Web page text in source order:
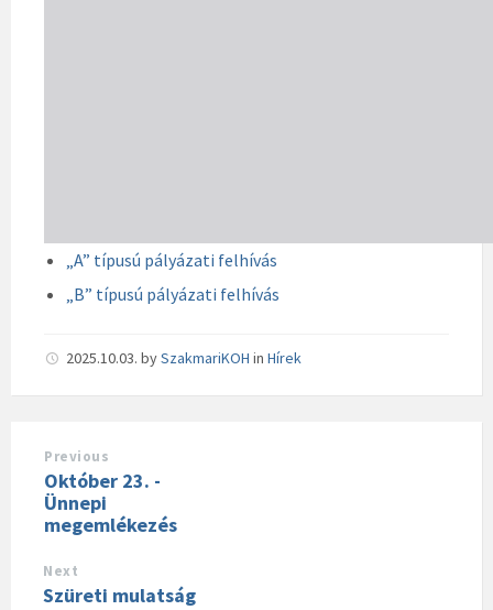
„A” típusú pályázati felhívás
„B” típusú pályázati felhívás
2025.10.03. bySzakmariKOH in Hírek
Previous
Október 23. -
Ünnepi
megemlékezés
Next
Szüreti mulatság